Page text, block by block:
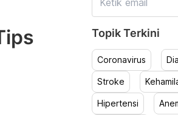
Topik Terkini
Coronavirus
Stroke
Hipertensi